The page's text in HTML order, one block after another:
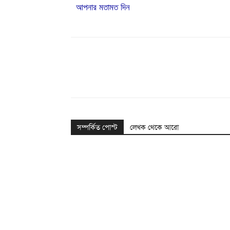
আপনার মতামত দিন
সম্পর্কিত পোস্ট লেখক থেকে আরো